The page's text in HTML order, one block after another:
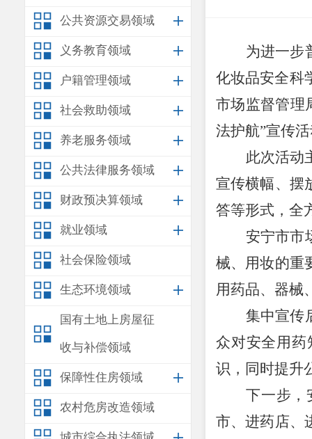
公共资源交易领域
义务教育领域
户籍管理领域
社会救助领域
养老服务领域
公共法律服务领域
财政预决算领域
就业领域
社会保险领域
生态环境领域
国有土地上房屋征
收与补偿领域
保障性住房领域
农村危房改造领域
为进一步
化妆品安全科
市场监督管理
法护航”宣传
此次活动
宣传横幅、摆
答等形式，全
安宁市市
械、用妆的重
用药品、器械
集中宣传
众对安全用药
识，同时提升
下一步，
市、进药店、